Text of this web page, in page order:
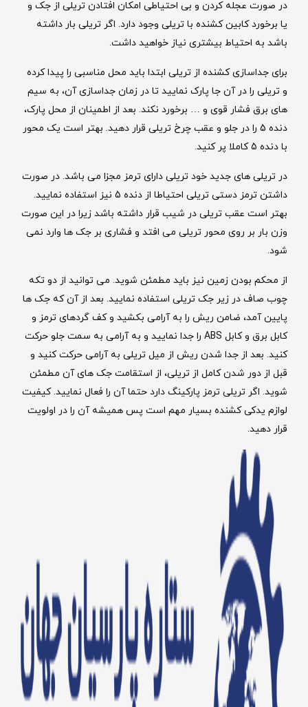
در صورت عجله کردن و بی احتیاطی امکان افتادن تریلی از جک و
یا برخورد کابین کشنده با تریلی وجود دارد. اگر تریلی بار داشته
باشد به احتیاط بیشتری نیاز خواهید داشت.
برای جداسازی کشنده از تریلی ابتدا باید محل مناسبی را پیدا کرده
و تریلی را در آن جا پارک نمایید تا در زمان جداسازی آن، به سیم
های برق فشار قوی و … برخورد نکند. بعد از اطمینان از محل پارک،
دنده 5 را در جلو و عقب چرخ تریلی قرار دهید. بهتر است یک محور
با دنده 5 کاملا پر کنید.
در تریلی های جدید خود تریلی دارای ترمز مجزا می باشد. در صورت
داشتن ترمز دستی تریلی احتیاطا از دنده 5 نیز استفاده نمایید.
بهتر است عقب تریلی در شیب قرار داشته باشد زیرا در این صورت
وزن بار بر روی محور تریلی می افتد و فشاری بر جک ها وارد نمی
شود.
از محکم بودن زمین نیز باید مطمئن شوید. می توانید از دو تکه
چوب صاف در زیر جک تریلی استفاده نمایید. بعد از آن که جک ها
پایین آمد، ضامن ریش را به آرامی بکشید و کف گردهای ترمز و
کابل برق و کابل ABS را جدا نمایید و به آرامی به سمت جلو حرکت
کنید. بعد از جدا شدن ریش از میل تریلی به آرامی حرکت کنید و
قبل از دور شدن کامل از تریلی، از استقامت جک های آن مطمئن
شوید. اگر تریلی ترمز پارکینگ دارد حتما آن را فعال نمایید. کیفیت
لوازم یدکی کشنده بسیار مهم است پس همیشه آن را در اولویت
قرار دهید.